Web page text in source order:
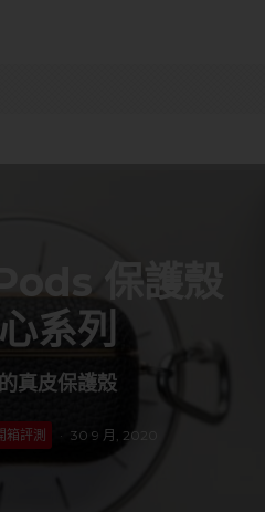
保護殼
系列
真皮保護殼
箱評測 · 30 9 月, 2020